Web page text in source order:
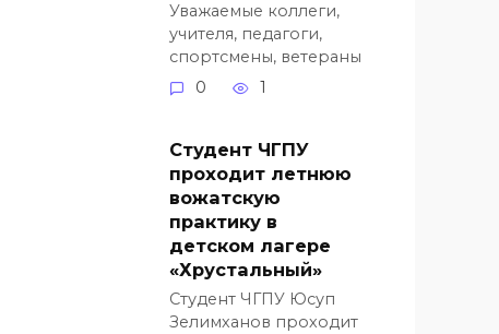
Уважаемые коллеги,
учителя, педагоги,
спортсмены, ветераны
0
1
Студент ЧГПУ
проходит летнюю
вожатскую
практику в
детском лагере
«Хрустальный»
Студент ЧГПУ Юсуп
Зелимханов проходит